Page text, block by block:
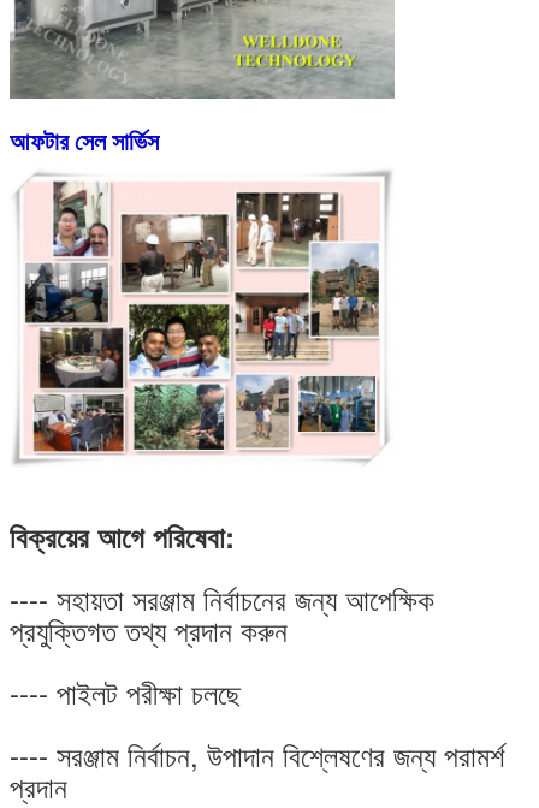
আফটার সেল সার্ভিস
বিক্রয়ের আগে পরিষেবা:
---- সহায়তা সরঞ্জাম নির্বাচনের জন্য আপেক্ষিক
প্রযুক্তিগত তথ্য প্রদান করুন
---- পাইলট পরীক্ষা চলছে
---- সরঞ্জাম নির্বাচন, উপাদান বিশ্লেষণের জন্য পরামর্শ
প্রদান